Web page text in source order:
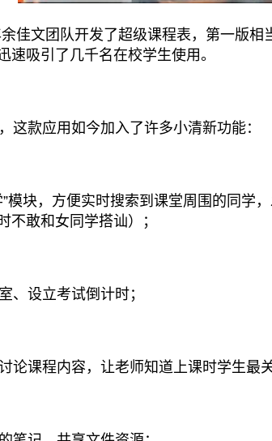
佳文团队开发了超级课程表，第一版相
速吸引了几千名在校学生使用。
款应用如今加入了许多小清新功能：
模块，方便实时搜索到课堂周围的同学
不敢和女同学搭讪）；
设立考试倒计时；
课程内容，让老师知道上课时学生最关